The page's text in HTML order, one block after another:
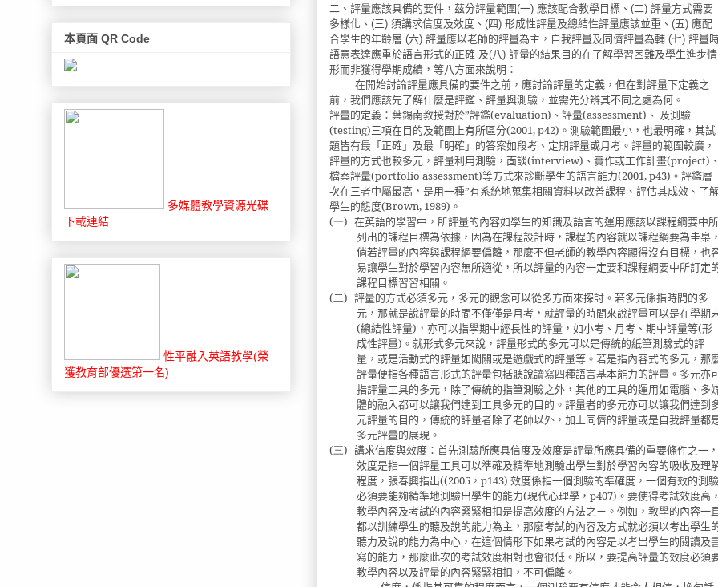
二、評量應該具備的要件，茲分評量範圍(一) 應該配合教學目標、 (二) 評量方式需要
多樣化、 (三) 須講求信度及效度、 (四) 形成性評量及總結性評量應該並重、 (五) 應配
合學生的年齡層 (六) 評量應以老師的評量為主，自我評量及同儕評量為輔(七) 評量
語意表達應重於語言形式的正確 及(八) 評量的結果目的在了解學習困難及學生進步情
形而非獲得學期成績，等八方面來說明：
在開始討論評量應具備的要件之前，應討論評量的定義，但在對評量下定義之
前，我們應該先了解什麼是評鑑、評量與測驗，並需先分辨其不同之處為何。
評量的定義： 葉錫南教授對於”評鑑(evaluation) 、評量(assessment) 、 及測驗
(testing)三項在目的及範圍上有所區分(2001, p42) 。測驗範圍最小，也最明確，其試
題皆有最「正確」及最「明確」的答案如段考、定期評量或月考。評量的範圍較廣，
評量的方式也較多元，評量利用測驗，面談(interview) 、實作或工作計畫(project) 、
檔案評量(portfolio assessment)等方式來診斷學生的語言能力(2001, p43) 。評鑑層
次在三者中屬最高，是用一種”有系統地蒐集相關資料以改善課程、評估其成效、了
學生的態度(Brown, 1989) 。
(一) 在英語的學習中，所評量的內容如學生的知識及語言的運用應該以課程綱要中所
列出的課程目標為依據，因為在課程設計時，課程的內容就以課程綱要為圭臬，
倘若評量的內容與課程綱要偏離，那麼不但老師的教學內容顯得沒有目標，也
易讓學生對於學習內容無所適從，所以評量的內容一定要和課程綱要中所訂定
課程目標習習相關。
(二) 評量的方式必須多元，多元的觀念可以從多方面來探討。若多元係指時間的多
元，那就是說評量的時間不僅僅是月考，就評量的時間來說評量可以是在學期
(總結性評量) ，亦可以指學期中經長性的評量，如小考、月考、期中評量等(形
成性評量) 。就形式多元來說，評量形式的多元可以是傳統的紙筆測驗式的評
量，或是活動式的評量如闖關或是遊戲式的評量等。若是指內容式的多元，那
評量便指各種語言形式的評量包括聽說讀寫四種語言基本能力的評量。多元亦
指評量工具的多元，除了傳統的指筆測驗之外，其他的工具的運用如電腦、多
體的融入都可以讓我們達到工具多元的目的。評量者的多元亦可以讓我們達到
元評量的目的，傳統的評量者除了老師以外，加上同儕的評量或是自我評量都
多元評量的展現。
(三) 講求信度與效度：首先測驗所應具信度及效度是評量所應具備的重要條件之一，
效度是指一個評量工具可以準確及精準地測驗出學生對於學習內容的吸收及理
程度，張春興指出((2005， p143) 效度係指一個測驗的準確度，一個有效的測驗
必須要能夠精準地測驗出學生的能力(現代心理學， p407) 。要使得考試效度高，
教學內容及考試的內容緊緊相扣是提高效度的方法之ㄧ。例如，教學的內容一
都以訓練學生的聽及說的能力為主，那麼考試的內容及方式就必須以考出學生
聽力及說的能力為中心，在這個情形下如果考試的內容是以考出學生的閱讀及
寫的能力，那麼此次的考試效度相對也會很低。所以，要提高評量的效度必須
教學內容以及評量的內容緊緊相扣，不可偏離。
本頁面 QR Code
多媒體教學資源光碟
下載連結
性平融入英語教學(榮
獲教育部優選第一名)